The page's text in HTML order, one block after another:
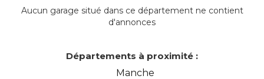
Aucun garage situé dans ce département ne contient
d'annonces
Départements à proximité :
Manche